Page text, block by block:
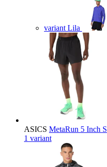
variant Lila
ASICS MetaRun 5 Inch
1 variant